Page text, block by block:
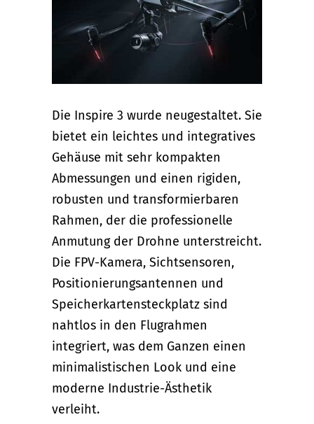
Die Inspire 3 wurde neugestaltet. Sie
bietet ein leichtes und integratives
Gehäuse mit sehr kompakten
Abmessungen und einen rigiden,
robusten und transformierbaren
Rahmen, der die professionelle
Anmutung der Drohne unterstreicht.
Die FPV-Kamera, Sichtsensoren,
Positionierungsantennen und
Speicherkartensteckplatz sind
nahtlos in den Flugrahmen
integriert, was dem Ganzen einen
minimalistischen Look und eine
moderne Industrie-Ästhetik
verleiht.